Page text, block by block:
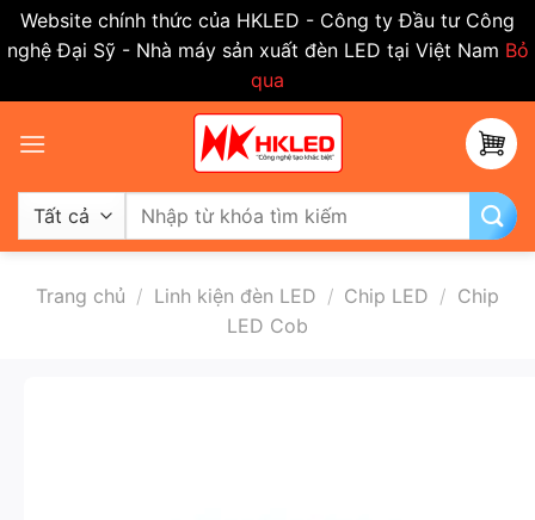
Website chính thức của HKLED - Công ty Đầu tư Công
nghệ Đại Sỹ - Nhà máy sản xuất đèn LED tại Việt Nam Bỏ
qua
qua
dung
Tìm
kiếm:
Trang chủ / Linh kiện đèn LED / Chip LED / Chip
LED Cob